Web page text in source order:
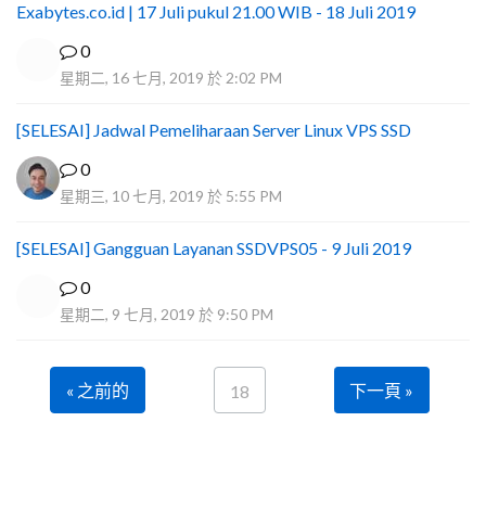
Exabytes.co.id | 17 Juli pukul 21.00 WIB - 18 Juli 2019
0
星期二, 16 七月, 2019 於 2:02 PM
[SELESAI] Jadwal Pemeliharaan Server Linux VPS SSD
0
星期三, 10 七月, 2019 於 5:55 PM
[SELESAI] Gangguan Layanan SSDVPS05 - 9 Juli 2019
0
星期二, 9 七月, 2019 於 9:50 PM
« 之前的 18 下一頁 »